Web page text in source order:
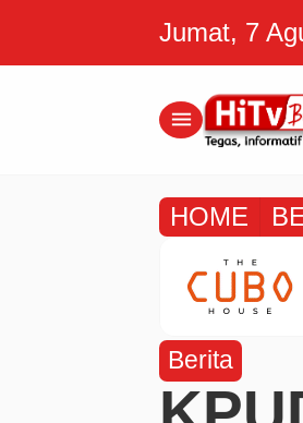
Jumat, 7
menu
HOME
Berita